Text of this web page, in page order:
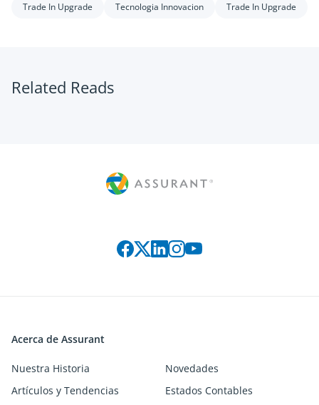
Trade In Upgrade Tecnologia Innovacion Trade In Upgrade
Related Reads
Acerca de Assurant
Nuestra Historia
Novedades
Artículos y Tendencias
Estados Contables